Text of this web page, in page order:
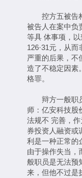
控方五被告构
被告人在案中负
等具 体事项，以
126·31元，从
严重的后果，不
造了不稳定因素
格罪。
辩方一般职员
师：亿安科技股
法规不 完善，
券投资人融资或
利是一种正常的
由于操作失当，
般职员是无法预
来，但他不过是